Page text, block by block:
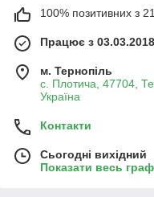
100% позитивних з 21
Працює з 03.03.2018
м. Тернопіль
с. Плотича, 47704,
Україна
Контакти
Сьогодні вихідний
Показати весь